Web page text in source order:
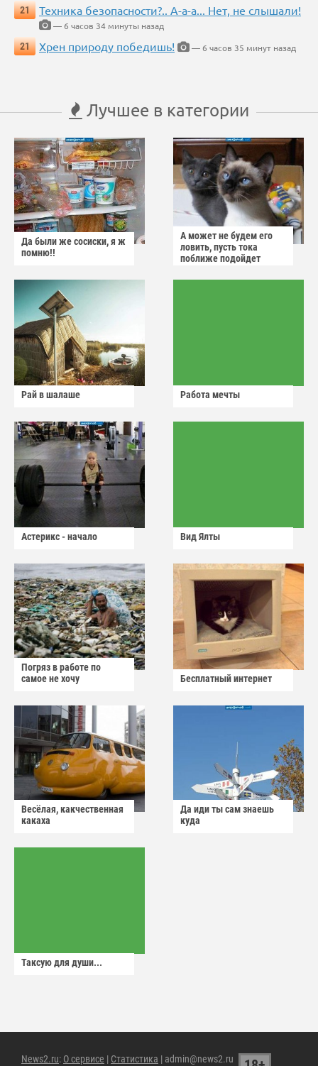
21
Техника безопасности?.. А-а-а... Нет, не слышали!
— 6 часов 34 минуты назад
21
Хрен природу победишь! — 6 часов 35 минут назад
Лучшее в категории
Да были же сосиски, я ж
помню!!
А может не будем его
ловить, пусть тока
поближе подойдет
Рай в шалаше Работа мечты
Астерикс - начало Вид Ялты
Погряз в работе по
самое не хочу
Бесплатный интернет
Весёлая, какчественная
какаха
Да иди ты сам знаешь
куда
Таксую для души...
News2.ru: О сервисе | Статистика | admin@news2.ru